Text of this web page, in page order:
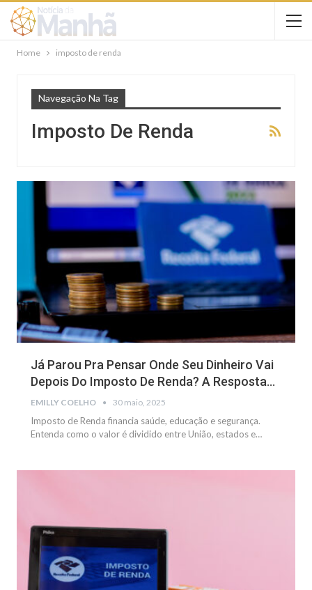
Home imposto de renda
Navegação Na Tag
Imposto De Renda
Já Parou Pra Pensar Onde Seu Dinheiro Vai
Depois Do Imposto De Renda? A Resposta…
EMILLY COELHO 30 maio, 2025
Imposto de Renda financia saúde, educação e segurança.
Entenda como o valor é dividido entre União, estados e…